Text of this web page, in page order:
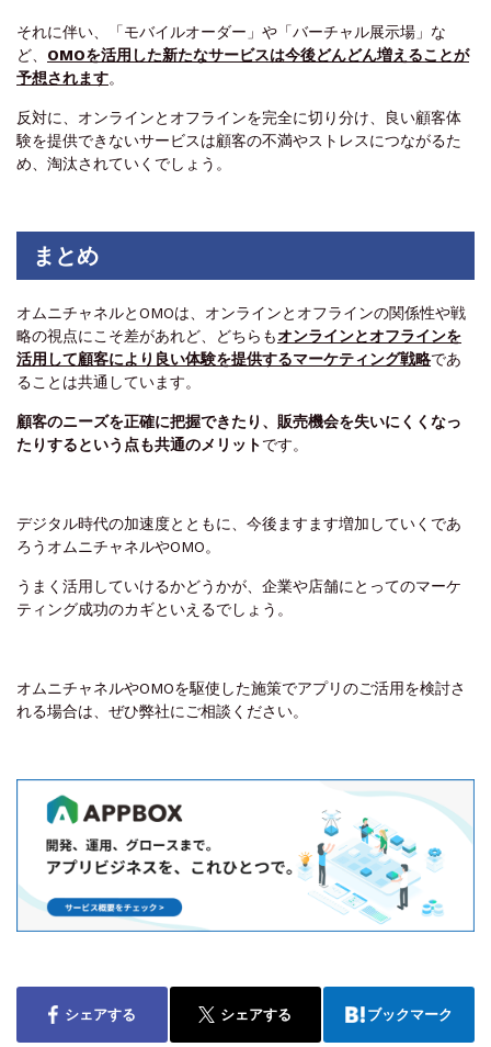
それに伴い、「モバイルオーダー」や「バーチャル展示場」な
ど、 OMOを活用した新たなサービスは今後どんどん増えることが
予想されます。
反対に、オンラインとオフラインを完全に切り分け、良い顧客体
験を提供できないサービスは顧客の不満やストレスにつながるた
め、淘汰されていくでしょう。
まとめ
オムニチャネルとOMOは、オンラインとオフラインの関係性や戦
略の視点にこそ差があれど、どちらもオンラインとオフラインを
活用して顧客により良い体験を提供するマーケティング戦略であ
ることは共通しています。
顧客のニーズを正確に把握できたり、販売機会を失いにくくなっ
たりするという点も共通のメリットです。
デジタル時代の加速度とともに、今後ますます増加していくであ
ろうオムニチャネルやOMO。
うまく活用していけるかどうかが、企業や店舗にとってのマーケ
ティング成功のカギといえるでしょう。
オムニチャネルやOMOを駆使した施策でアプリのご活用を検討さ
れる場合は、ぜひ弊社にご相談ください。
シェアする シェアする ブックマーク